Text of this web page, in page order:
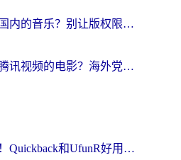
在国外怎么听国内的音乐？别让版权限制断了你的华语歌单
怎么在国外看腾讯视频的电影？海外党亲测有效的回国加速指南
海外党别踩坑！Quickback和UfunR好用吗？选对回国加速器才能无缝刷国内资源